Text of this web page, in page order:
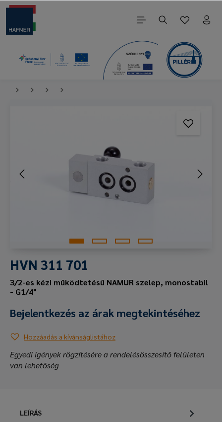
HVN 311 701
3/2-es kézi működtetésű NAMUR szelep, monostabil
- G1/4"
Bejelentkezés az árak megtekintéséhez
Hozzáadás a kívánságlistához
Egyedi igények rögzítésére a rendelésösszesítő felületen
van lehetőség
LEÍRÁS